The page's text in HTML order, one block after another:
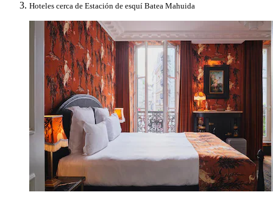
Hoteles cerca de Estación de esquí Batea Mahuida